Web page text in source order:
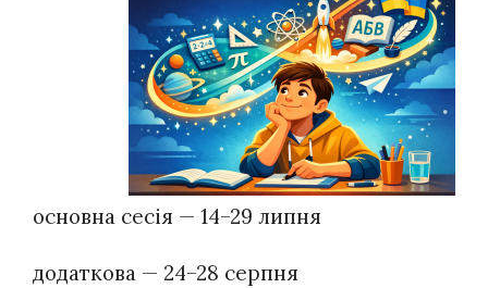
основна сесія — 14–29 липня
додаткова — 24–28 серпня